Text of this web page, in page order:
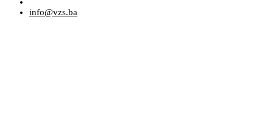
info@vzs.ba